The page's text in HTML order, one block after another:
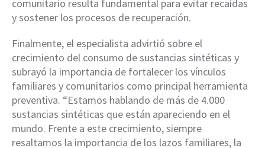
comunitario resulta fundamental para evitar recaídas
y sostener los procesos de recuperación.
Finalmente, el especialista advirtió sobre el
crecimiento del consumo de sustancias sintéticas y
subrayó la importancia de fortalecer los vínculos
familiares y comunitarios como principal herramienta
preventiva. “Estamos hablando de más de 4.000
sustancias sintéticas que están apareciendo en el
mundo. Frente a este crecimiento, siempre
resaltamos la importancia de los lazos familiares, la